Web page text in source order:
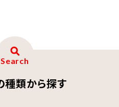
Search
種類から探す